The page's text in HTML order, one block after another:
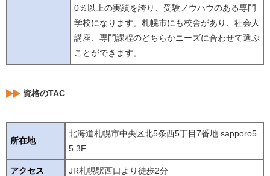
0％以上の実績を誇り、受験ノウハウのある専門
学校になります。札幌市にも校舎があり、社会人
講座、専門課程のどちらかニーズに合わせて選ぶ
ことができます。
資格のTAC
所在地
北海道札幌市中央区北5条西5丁目7番地 sapporo5
5 3F
アクセス JR札幌駅西口より徒歩2分